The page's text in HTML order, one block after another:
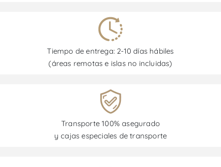
Tiempo de entrega: 2-10 días hábiles
(áreas remotas e islas no incluidas)
Transporte 100% asegurado
y cajas especiales de transporte